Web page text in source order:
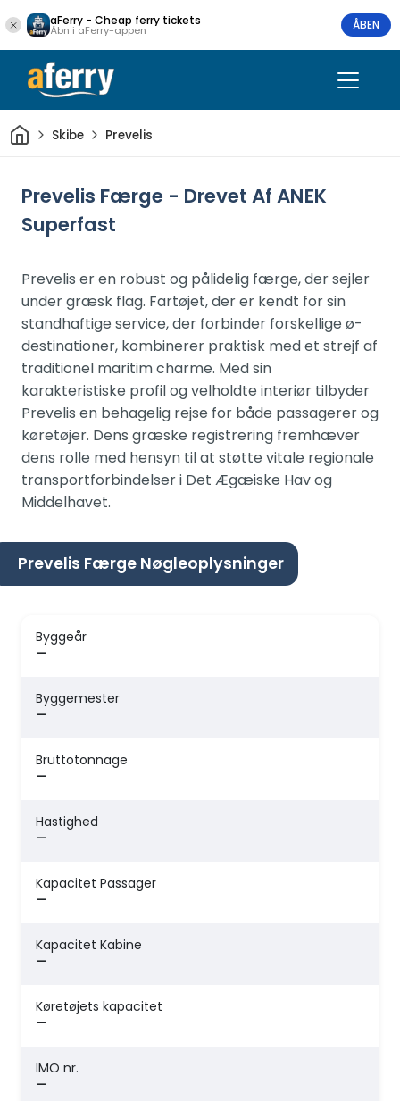
aFerry - Cheap ferry tickets
Åbn i aFerry-appen ÅBEN
HjemSkibe Prevelis
Prevelis Færge - Drevet Af ANEK
Superfast
Prevelis er en robust og pålidelig færge, der sejler
under græsk flag. Fartøjet, der er kendt for sin
standhaftige service, der forbinder forskellige ø-
destinationer, kombinerer praktisk med et strejf af
traditionel maritim charme. Med sin
karakteristiske profil og velholdte interiør tilbyder
Prevelis en behagelig rejse for både passagerer og
køretøjer. Dens græske registrering fremhæver
dens rolle med hensyn til at støtte vitale regionale
transportforbindelser i Det Ægæiske Hav og
Middelhavet.
Prevelis Færge Nøgleoplysninger
Byggeår
—
Byggemester
—
Bruttotonnage
—
Hastighed
—
Kapacitet Passager
—
Kapacitet Kabine
—
Køretøjets kapacitet
—
IMO nr.
—